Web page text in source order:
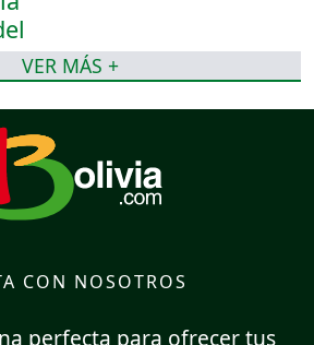
VER MÁS +
CON NOSOTROS
perfecta para ofrecer tus